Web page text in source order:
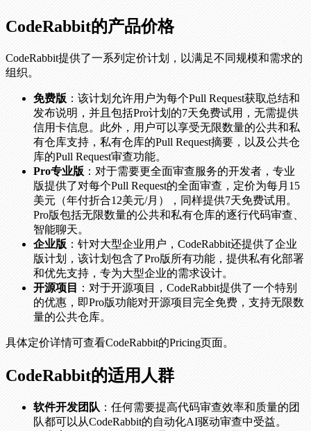
CodeRabbit的产品价格
CodeRabbit提供了一系列定价计划，以满足不同规模和需求的
组织。
免费版 ：该计划允许用户为每个Pull Request获取总结和
发布说明，并且包括Pro计划的7天免费试用，无需提供
信用卡信息。此外，用户可以享受无限数量的公共和私
有仓库支持，私有仓库的Pull Request摘要，以及公共仓
库的Pull Request审查功能。
Pro专业版 ：对于需要更全面审查服务的开发者，专业
版提供了对每个Pull Request的全面审查，定价为每月15
美元（年付折合12美元/月），同样提供7天免费试用。
Pro版包括无限数量的公共和私有仓库的逐行代码审查、
智能聊天。
企业版 ：针对大型企业用户，CodeRabbit还提供了企业
版计划，该计划包含了Pro版所有功能，提供私有化部署
和优先支持，专为大型企业的需求设计。
开源项目
：对于开源项目，CodeRabbit提供了一个特别
的优惠，即Pro版功能对开源项目完全免费，支持无限数
量的公共仓库。
具体定价详情可查看CodeRabbit的Pricing页面。
CodeRabbit的适用人群
软件开发团队 ：任何需要提高代码审查效率和质量的团
队都可以从CodeRabbit的自动化AI驱动审查中受益。